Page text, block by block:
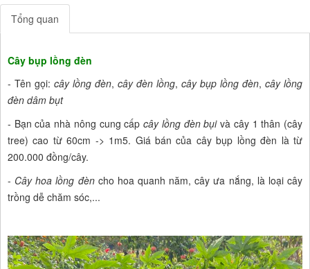
Tổng quan
Cây bụp lồng đèn
- Tên gọi: cây lồng đèn, cây đèn lồng, cây bụp lồng đèn, cây lồng
đèn dâm bụt
- Bạn của nhà nông cung cấpcây lồng đèn bụivà cây 1 thân (cây
tree) cao từ 60cm -> 1m5. Giá bán của cây bụp lồng đèn là từ
200.000 đồng/cây.
- Cây hoa lồng đèncho hoa quanh năm, cây ưa nắng, là loại cây
trồng dễ chăm sóc,...